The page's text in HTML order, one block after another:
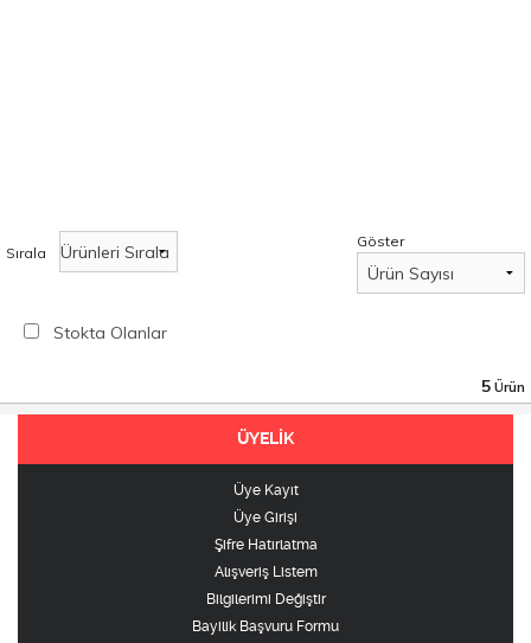
Sırala
Göster
Stokta Olanlar
5 Ürün
ÜYELİK
Üye Kayıt
Üye Girişi
Şifre Hatırlatma
Alışveriş Listem
Bilgilerimi Değiştir
Bayilik Başvuru Formu